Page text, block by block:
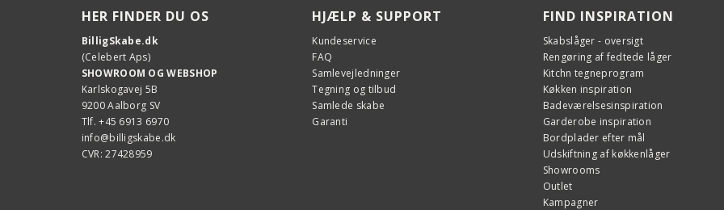
HER FINDER DU OS
BilligSkabe.dk
(Celebert Aps)
SHOWROOM OG WEBSHOP
Karlskogavej 5B
9200 Aalborg SV
Tlf. +45 6913 6970
info@billigskabe.dk
CVR: 27428959
HJÆLP & SUPPORT
Kundeservice
FAQ
Samlevejledninger
Tegning og tilbud
Samlede skabe
Garanti
FIND INSPIRATION
Skabslåger - oversigt
Rengøring af fedtede låger
Kitchn tegneprogram
Køkken inspiration
Badeværelsesinspiration
Garderobe inspiration
Bordplader efter mål
Udskiftning af køkkenlåger
Showrooms
Outlet
Kampagner